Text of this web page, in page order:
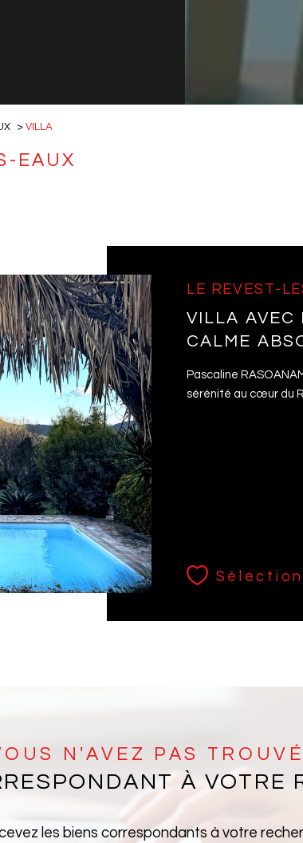
VILLA
EAUX
LE REVEST-
VILLA AVEC
CALME
Pascaline
sérénité au cœur du
VOUS N'AVEZ PAS TROUVÉ
À VOTRE
les biens correspondants à votre